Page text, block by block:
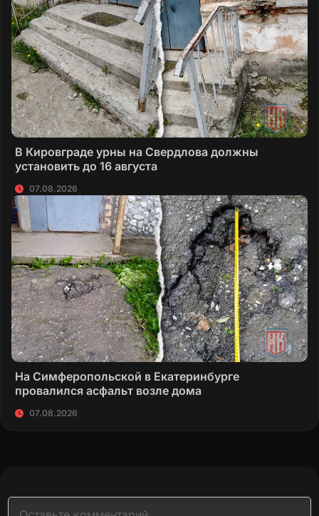
В Кировграде урны на Свердлова должны
установить до 16 августа
07.08.2026
На Симферопольской в Екатеринбурге
провалился асфальт возле дома
07.08.2026